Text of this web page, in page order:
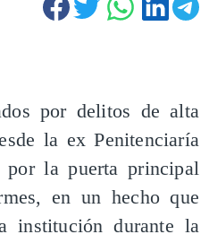
por delitos de alta
la ex Penitenciaría
por la puerta principal
en un hecho que
institución durante la